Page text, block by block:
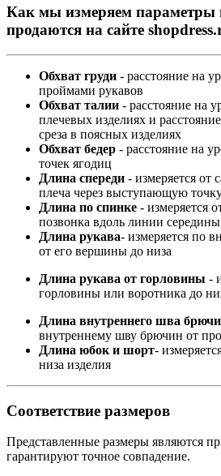
Как мы измеряем параметры
продаются на сайте
Обхват груди - расстояние на
проймами рукавов
Обхват талии - расстояние на
плечевых изделиях и
среза в поясных изделиях
Обхват бедер - расстояние на
точек ягодиц
Длина спереди - измеряется от
плеча через выступающую
Длина по спинке - измеряется
позвонка вдоль линии
Длина рукава- измеряется по
от его вершины до низа
Длина рукава от горловины -
горловины или воротника до
Длина внутреннего шва
внутреннему шву брючин от
Длина юбок и шорт-
низа изделия
Соответствие размеров
Представленные размеры являются
гарантируют точное совпадение.